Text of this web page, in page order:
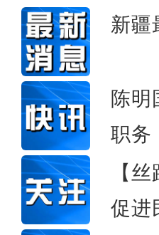
新疆
陈明
职务
【
促进